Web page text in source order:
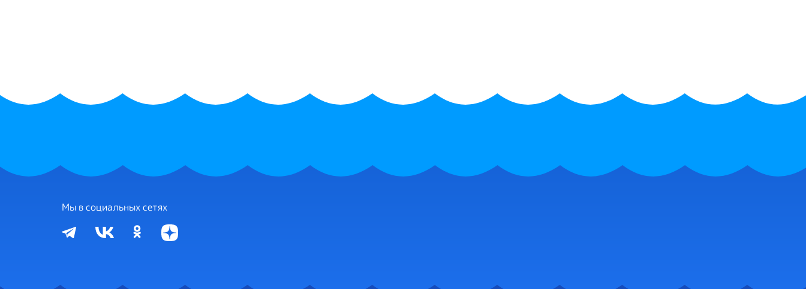
Мы в социальных сетях